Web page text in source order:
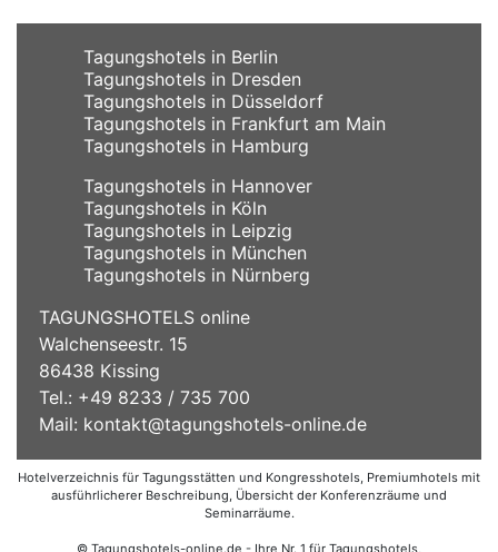
Tagungshotels in Berlin
Tagungshotels in Dresden
Tagungshotels in Düsseldorf
Tagungshotels in Frankfurt am Main
Tagungshotels in Hamburg
Tagungshotels in Hannover
Tagungshotels in Köln
Tagungshotels in Leipzig
Tagungshotels in München
Tagungshotels in Nürnberg
TAGUNGSHOTELS online
Walchenseestr. 15
86438 Kissing
Tel.: +49 8233 / 735 700
Mail: kontakt@tagungshotels-online.de
Hotelverzeichnis für Tagungsstätten und Kongresshotels, Premiumhotels mit
ausführlicherer Beschreibung, Übersicht der Konferenzräume und
Seminarräume.